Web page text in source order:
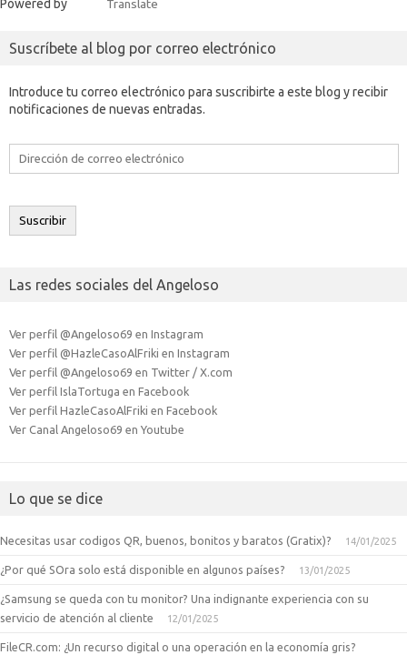
Powered by Translate
Suscríbete al blog por correo electrónico
Introduce tu correo electrónico para suscribirte a este blog y recibir
notificaciones de nuevas entradas.
Dirección
electrónico
Suscribir
Las redes sociales del Angeloso
Ver perfil @Angeloso69 en Instagram
Ver perfil @HazleCasoAlFriki en Instagram
Ver perfil @Angeloso69 en Twitter / X.com
Ver perfil IslaTortuga en Facebook
Ver perfil HazleCasoAlFriki en Facebook
Ver Canal Angeloso69 en Youtube
Lo que se dice
Necesitas usar codigos QR, buenos, bonitos y baratos (Gratix)? 14/01/2025
¿Por qué SOra solo está disponible en algunos países? 13/01/2025
¿Samsung se queda con tu monitor? Una indignante experiencia con su
servicio de atención al cliente
12/01/2025
FileCR.com: ¿Un recurso digital o una operación en la economía gris?